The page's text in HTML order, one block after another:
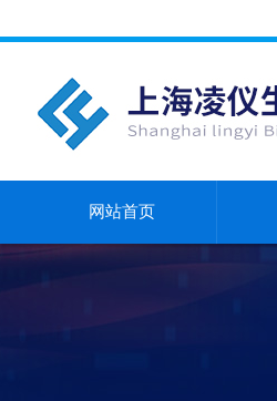
网站首页